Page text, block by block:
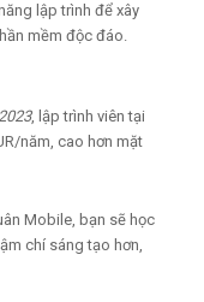
lập trình để xây
mềm độc đáo.
, lập trình viên tại
năm, cao hơn mặt
Mobile, bạn sẽ học
chí sáng tạo hơn,